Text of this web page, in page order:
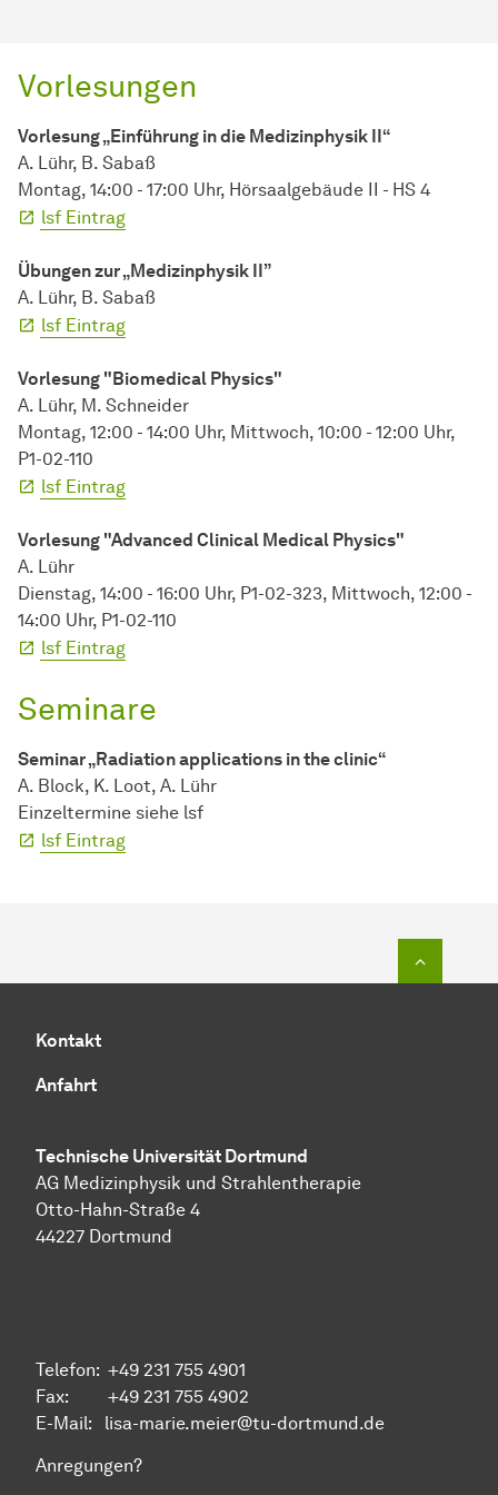
Vorlesungen
Vorlesung „Einführung in die Medizinphysik II“
A. Lühr, B. Sabaß
Montag, 14:00 - 17:00 Uhr, Hörsaalgebäude II - HS 4
lsf Eintrag
Übungen zur „Medizinphysik II”
A. Lühr, B. Sabaß
lsf Eintrag
Vorlesung "Biomedical Physics"
A. Lühr, M. Schneider
Montag, 12:00 - 14:00 Uhr, Mittwoch, 10:00 - 12:00 Uhr,
P1-02-110
lsf Eintrag
Vorlesung "Advanced Clinical Medical Physics"
A. Lühr
Dienstag, 14:00 - 16:00 Uhr, P1-02-323, Mittwoch, 12:00 -
14:00 Uhr, P1-02-110
lsf Eintrag
Seminare
Seminar „Radiation applications in the clinic“
A. Block, K. Loot, A. Lühr
Einzeltermine siehe lsf
lsf Eintrag
Kontakt
Anfahrt
Technische Uni­ver­si­tät Dort­mund
AG Medizinphysik und Strahlen­therapie
Otto-Hahn-Straße 4
44227 Dort­mund
Telefon: +49 231 755 4901
Fax: +49 231 755 4902
E-Mail: lisa-marie.meier@tu-dortmund.de
Anregungen?